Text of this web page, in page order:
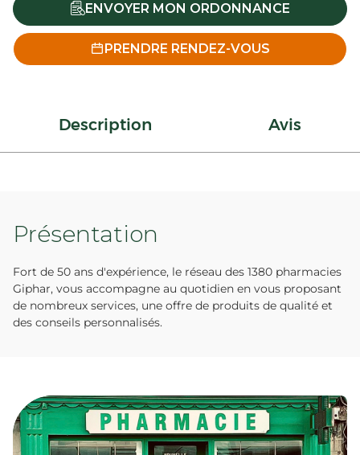
ENVOYER MON ORDONNANCE
PRENDRE RENDEZ-VOUS
Description Avis
Présentation
Fort de 50 ans d'expérience, le réseau des 1380 pharmacies
Giphar, vous accompagne au quotidien en vous proposant
de nombreux services, une offre de produits de qualité et
des conseils personnalisés.